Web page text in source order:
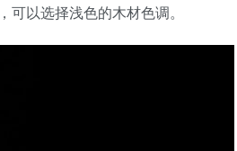
以选择浅色的木材色调。